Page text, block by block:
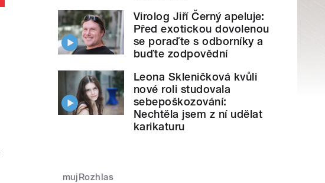
Virolog Jiří Černý apeluje:
Před exotickou dovolenou
se poraďte s odborníky a
buďte zodpovědní
Leona Skleničková kvůli
nové roli studovala
sebepoškozování:
Nechtěla jsem z ní udělat
karikaturu
mujRozhlas